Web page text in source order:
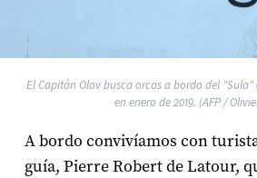
El Capitán Olav busca orcas a bordo del "Sula"
en enero de 2019. (AFP /
A bordo convivíamos con
guía, Pierre Robert de Latour,